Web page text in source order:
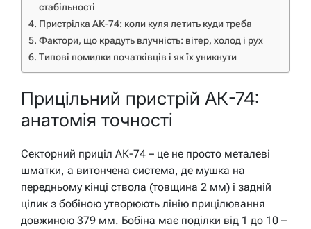
стабільності
Пристрілка АК-74: коли куля летить куди треба
Фактори, що крадуть влучність: вітер, холод і рух
Типові помилки початківців і як їх уникнути
Прицільний пристрій АК-74:
анатомія точності
Секторний приціл АК-74 – це не просто металеві
шматки, а витончена система, де мушка на
передньому кінці ствола (товщина 2 мм) і задній
цілик з бобіною утворюють лінію прицілювання
довжиною 379 мм. Бобіна має поділки від 1 до 10 –